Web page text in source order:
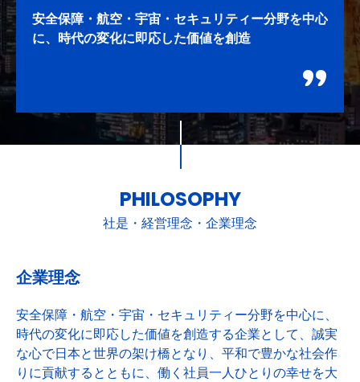
安全保障・航空・宇宙・セキュリティー分野を中心
に、時代の変化に即応した価値を創造
PHILOSOPHY
社是・経営理念・企業理念
企業理念
安全保障・航空・宇宙・セキュリティー分野を中心に、
時代の変化に即応した価値を創造する企業として、誠実
な心で日本と世界の架け橋となり、平和で豊かな社会作
りに貢献するとともに、働く社員一人ひとりの幸せを大